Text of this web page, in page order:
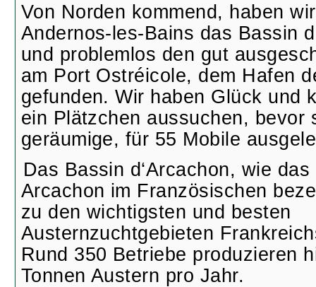
Von Norden kommend, haben
Andernos-les-Bains das Bassin
und problemlos den gut
am Port Ostréicole, dem Hafen
gefunden. Wir haben Glück und
ein Plätzchen aussuchen, bevor
geräumige, für 55 Mobile
Das Bassin d‘Arcachon, wie
Arcachon im Französischen
zu den wichtigsten und besten
Austernzuchtgebieten
Rund 350 Betriebe produzieren
Tonnen Austern pro Jahr.